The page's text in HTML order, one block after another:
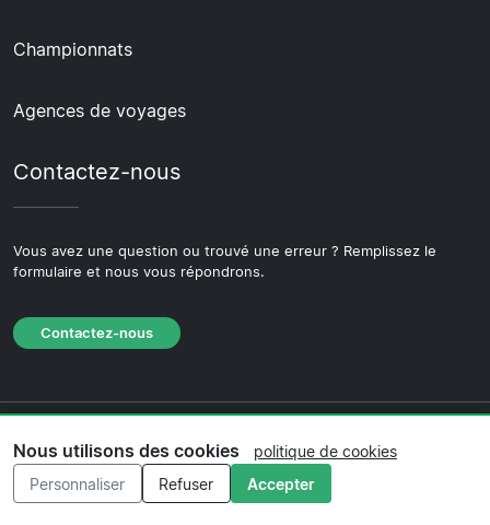
Championnats
Agences de voyages
Contactez-nous
Vous avez une question ou trouvé une erreur ? Remplissez le
formulaire et nous vous répondrons.
Contactez-nous
Contactez-nous·Politique de confidentialité
Politique de cookies
·Politique éditoriale
Nous utilisons des cookies
politique de cookies
Personnaliser
Refuser Accepter